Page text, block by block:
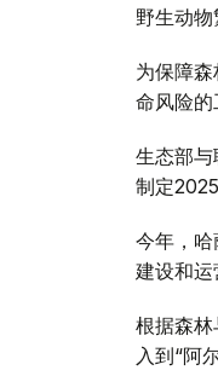
野生动物
为保障
命风险的
生态部
制定
今年，
建设和运
根据森
入到“阿